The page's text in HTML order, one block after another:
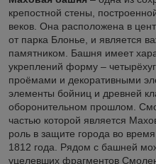
крепостной стены,
веков. Она расположена в
от парка Блонье, и является
памятником. Башня имеет
укреплений форму –
проёмами и декоративными
элементы бойниц и древней
оборонительном прошлом.
частью которой является
роль в защите города во
1812 года. Рядом с башней
уцелевших фрагментов